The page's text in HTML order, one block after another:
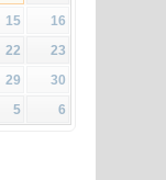
15
16
22
23
29
30
5 6